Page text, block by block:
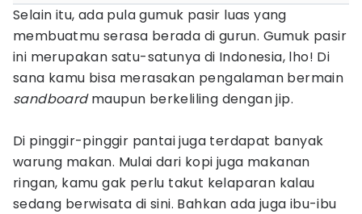
Selain itu, ada pula gumuk pasir luas yang
membuatmu serasa berada di gurun. Gumuk pasir
ini merupakan satu-satunya di Indonesia, lho! Di
sana kamu bisa merasakan pengalaman bermain
sandboardmaupun berkeliling dengan jip.
Di pinggir-pinggir pantai juga terdapat banyak
warung makan. Mulai dari kopi juga makanan
ringan, kamu gak perlu takut kelaparan kalau
sedang berwisata di sini. Bahkan ada juga ibu-ibu